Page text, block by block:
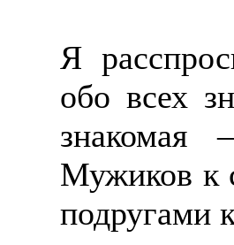
Я
обо всех
знакомая
Мужиков к
подругами